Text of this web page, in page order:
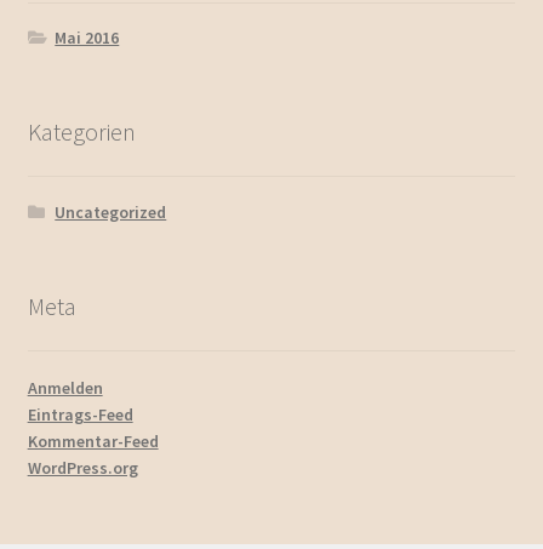
Mai 2016
Kategorien
Uncategorized
Meta
Anmelden
Eintrags-Feed
Kommentar-Feed
WordPress.org